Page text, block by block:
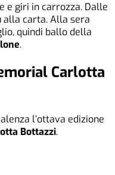
e giri in carrozza. Dalle
alla carta. Alla sera
quindi ballo della
.
Carlotta
l’ottava edizione
Bottazzi.